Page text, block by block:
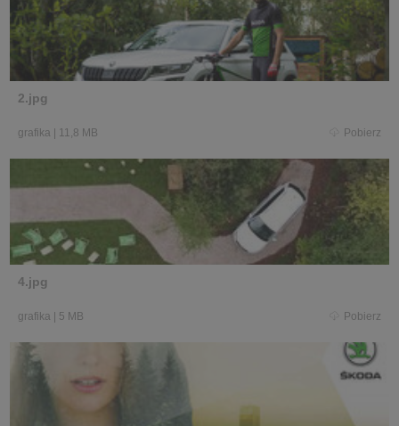
2.jpg
grafika 11,8 MB Pobierz
4.jpg
grafika 5 MB Pobierz